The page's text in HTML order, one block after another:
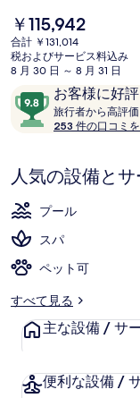
ィ
ニ
バ
イ
マ
ス
ト
ラ
コ
レ
びプールサイドバー
評価しています。
現
在
の
料
は
￥115,942
￥115,942
合計 ￥131,014
税およびサービス料込み
8 月 30 日 ～ 8 月 31 日
口
コ
ミ
お客様に好評
10
段
階
9.8、
お
客
様
に
好
件
の
ミ
旅行者から高評価
253 件の口コミ
人気の設備とサ
プール
スパ
ペット可
すべて見る
主な設備 / サ
便利な設備 /